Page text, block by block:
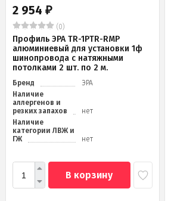
2 954 ₽
(0)
Профиль ЭРА TR-1PTR-RMP
алюминиевый для установки 1ф
шинопровода с натяжными
потолками 2 шт. по 2 м.
Бренд
ЭРА
Наличие
аллергенов и
резких запахов
нет
Наличие
категории ЛВЖ и
ГЖ
нет
В корзину